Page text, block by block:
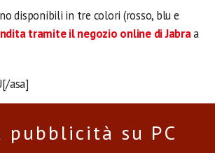
disponibili in tre colori (rosso, blu e
tramite il negozio online di Jabraa
asa]
pubblicità su PC